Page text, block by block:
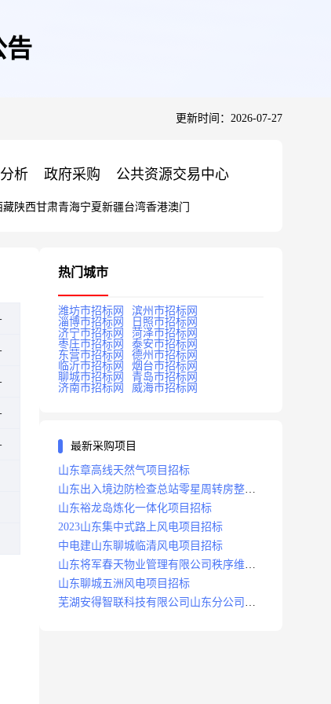
告
更新时间：2026-07-27
析 政府采购 公共资源交易中心
藏陕西甘肃青海宁夏新疆台湾香港澳门
热门城市
潍坊市招标网
滨州市招标网
淄博市招标网
日照市招标网
济宁市招标网
菏泽市招标网
枣庄市招标网
泰安市招标网
东营市招标网
德州市招标网
临沂市招标网
烟台市招标网
聊城市招标网
青岛市招标网
济南市招标网
威海市招标网
最新采购项目
山东章高线天然气项目招标
山东出入境边防检查总站零星周转房整修
项目招标中标
山东裕龙岛炼化一体化项目招标
2023山东集中式路上风电项目招标
中电建山东聊城临清风电项目招标
山东将军春天物业管理有限公司秩序维护
服务项目招标公告
山东聊城五洲风电项目招标
芜湖安得智联科技有限公司山东分公司济